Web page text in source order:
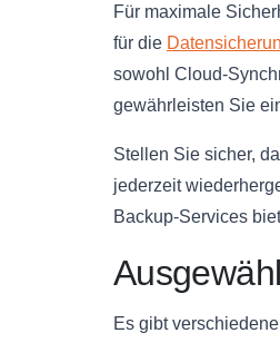
Für maximale
für die
sowohl Cloud-
gewährleisten Sie
Stellen Sie sicher,
jederzeit
Backup-Services
Es gibt